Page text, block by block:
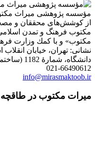
از كوشش‌های محققان و
مكتوب فرهنگ و تمدن اسلامی
مكتوب» و با كمك وزارت
نشانی: تهران، خیابان انقلاب
دانشگاه، شمارۀ 1182 (ساختمان فروردین)، طبقۀ دوم
021-66490612
info@mirasmaktoob.ir
میرات مکتوب در طاقچه